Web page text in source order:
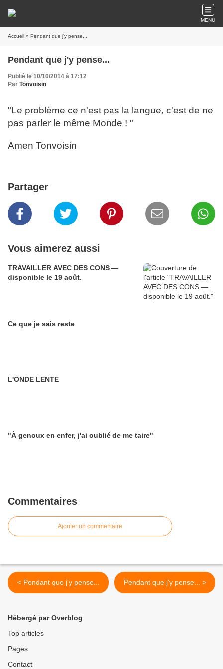
MENU
Accueil » Pendant que j'y pense...
Pendant que j'y pense...
Publié le 10/10/2014 à 17:12
Par Tonvoisin
"Le problème ce n'est pas la langue, c'est de ne
pas parler le même Monde ! "
Amen Tonvoisin
Partager
Vous aimerez aussi
TRAVAILLER AVEC DES CONS —
disponible le 19 août.
Ce que je sais reste
L'ONDE LENTE
"À genoux en enfer, j'ai oublié de me taire"
Commentaires
Ajouter un commentaire
< Pendant que j'y pense... Pendant que j'y pense... >
Hébergé par Overblog
Top articles
Pages
Contact